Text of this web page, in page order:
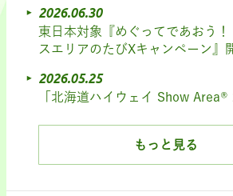
2026.06.30
東日本対象『めぐってであおう
スエリアのたびXキャンペーン』
2026.05.25
「北海道ハイウェイ Show
もっと見る